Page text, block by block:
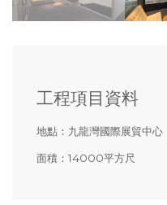
工程項目資料
地點： 九龍灣國際展貿中心
面積：14000平方尺